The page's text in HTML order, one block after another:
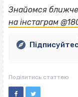
Знайомся
на інстаграм
Поділитись статтею